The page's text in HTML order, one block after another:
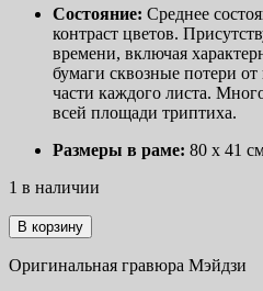
Состояние: Среднее
контраст цветов.
времени, включая
бумаги сквозные потери
части каждого листа.
всей площади триптиха.
Размеры в раме: 80 х 41
1 в наличии
Количество
товара
Ёсицунэ
В корзину
Оригинальная гравюра Мэйдзи